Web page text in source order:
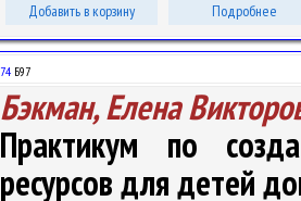
Добавить в корзину Подробнее
74 Б97
Бэкман, Елена
Практикум по
ресурсов для детей